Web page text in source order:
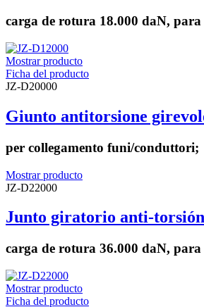
carga de rotura 18.000 daN,
Mostrar producto
Ficha del producto
JZ-D20000
Giunto antitorsione
per collegamento funi/conduttori;
Mostrar producto
JZ-D22000
Junto giratorio anti-
carga de rotura 36.000 daN,
Mostrar producto
Ficha del producto